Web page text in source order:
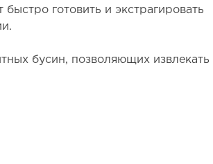
готовить и экстрагировать
бусин, позволяющих